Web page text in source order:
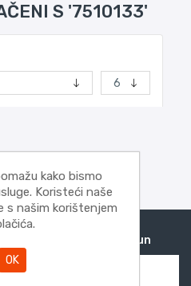
S '7510133'
Moj račun
kako bismo
Koristeći naše
s našim korištenjem
OK